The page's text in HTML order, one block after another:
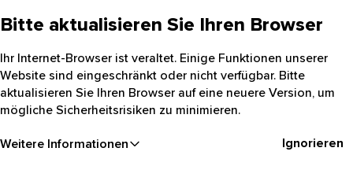
Bitte aktualisieren Sie Ihren Browser
Ihr Internet-Browser ist veraltet. Einige Funktionen unserer
Website sind eingeschränkt oder nicht verfügbar. Bitte
aktualisieren Sie Ihren Browser auf eine neuere Version, um
mögliche Sicherheitsrisiken zu minimieren.
Weitere Informationen Ignorieren